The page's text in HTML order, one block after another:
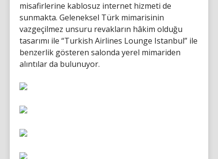
misafirlerine kablosuz internet hizmeti de
sunmakta. Geleneksel Türk mimarisinin
vazgeçilmez unsuru revakların hâkim olduğu
tasarımı ile “Turkish Airlines Lounge Istanbul” ile
benzerlik gösteren salonda yerel mimariden
alıntılar da bulunuyor.